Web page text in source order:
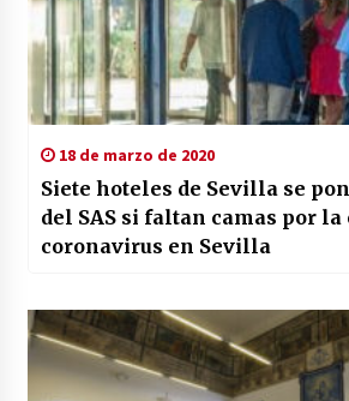
18 de marzo de 2020
Siete hoteles de Sevilla se
del SAS si faltan camas por
coronavirus en Sevilla